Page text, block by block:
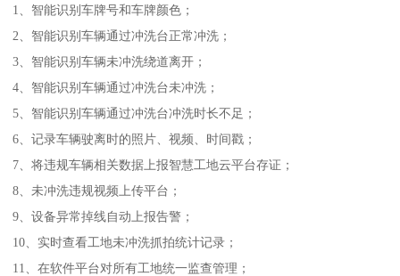
1、智能识别车牌号和车牌颜色；
2、智能识别车辆通过冲洗台正常冲洗；
3、智能识别车辆未冲洗绕道离开；
4、智能识别车辆通过冲洗台未冲洗；
5、智能识别车辆通过冲洗台冲洗时长不足；
6、记录车辆驶离时的照片、视频、时间戳；
7、将违规车辆相关数据上报智慧工地云平台存证；
8、未冲洗违规视频上传平台；
9、设备异常掉线自动上报告警；
10、实时查看工地未冲洗抓拍统计记录；
11、在软件平台对所有工地统一监查管理；